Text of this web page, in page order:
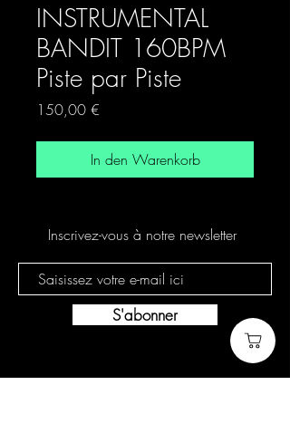
INSTRUMENTAL
BANDIT 160BPM
Piste par Piste
150,00 €
In den Warenkorb
Inscrivez-vous à notre newsletter
S'abonner